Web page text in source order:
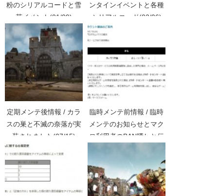
粉のシリアルコードと雪
花イベント(01/09)
ンタインイベントと各種
シリアルコード(02/06)
定期メンテ後情報 / カラ
スの巣と不滅の奈落が実
装されました(07/15)
臨時メンテ前情報 / 臨時
メンテのお知らせとマク
ロ利用者のBAN晒しと伝